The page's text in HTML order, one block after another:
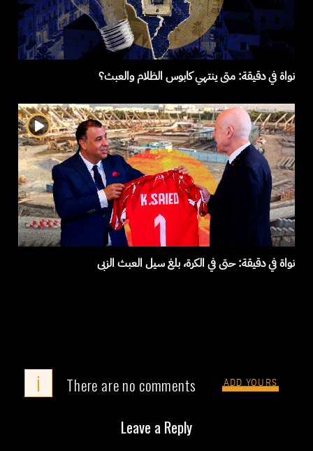
نواة في دقيقة: متى ينتهي كابوس الظلام والعبث؟
نواة في دقيقة: حتى في الكرة، بلغ سيل العبث الزبى
i There are no comments ADD YOURS
Leave a Reply